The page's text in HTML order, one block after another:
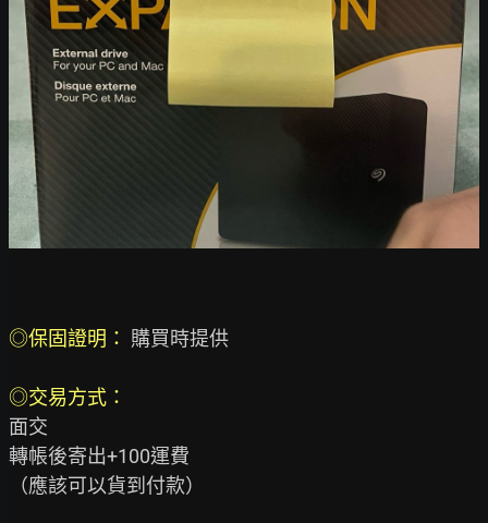
◎保固證明： 購買時提供
面交
轉帳後寄出+100運費
（應該可以貨到付款）